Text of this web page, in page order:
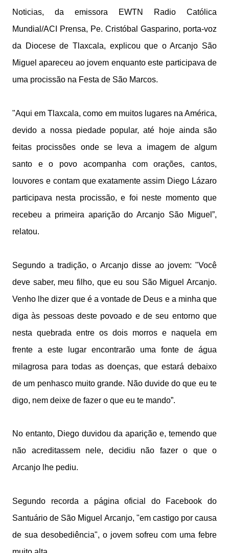
Noticias, da emissora EWTN Radio Católica
Mundial/ACI Prensa, Pe. Cristóbal Gasparino, porta-voz
da Diocese de Tlaxcala, explicou que o Arcanjo São
Miguel apareceu ao jovem enquanto este participava de
uma procissão na Festa de São Marcos.
"Aqui em Tlaxcala, como em muitos lugares na América,
devido a nossa piedade popular, até hoje ainda são
feitas procissões onde se leva a imagem de algum
santo e o povo acompanha com orações, cantos,
louvores e contam que exatamente assim Diego Lázaro
participava nesta procissão, e foi neste momento que
recebeu a primeira aparição do Arcanjo São Miguel”,
relatou.
Segundo a tradição, o Arcanjo disse ao jovem: "Você
deve saber, meu filho, que eu sou São Miguel Arcanjo.
Venho lhe dizer que é a vontade de Deus e a minha que
diga às pessoas deste povoado e de seu entorno que
nesta quebrada entre os dois morros e naquela em
frente a este lugar encontrarão uma fonte de água
milagrosa para todas as doenças, que estará debaixo
de um penhasco muito grande. Não duvide do que eu te
digo, nem deixe de fazer o que eu te mando”.
No entanto, Diego duvidou da aparição e, temendo que
não acreditassem nele, decidiu não fazer o que o
Arcanjo lhe pediu.
Segundo recorda a página oficial do Facebook do
Santuário de São Miguel Arcanjo, "em castigo por causa
de sua desobediência", o jovem sofreu com uma febre